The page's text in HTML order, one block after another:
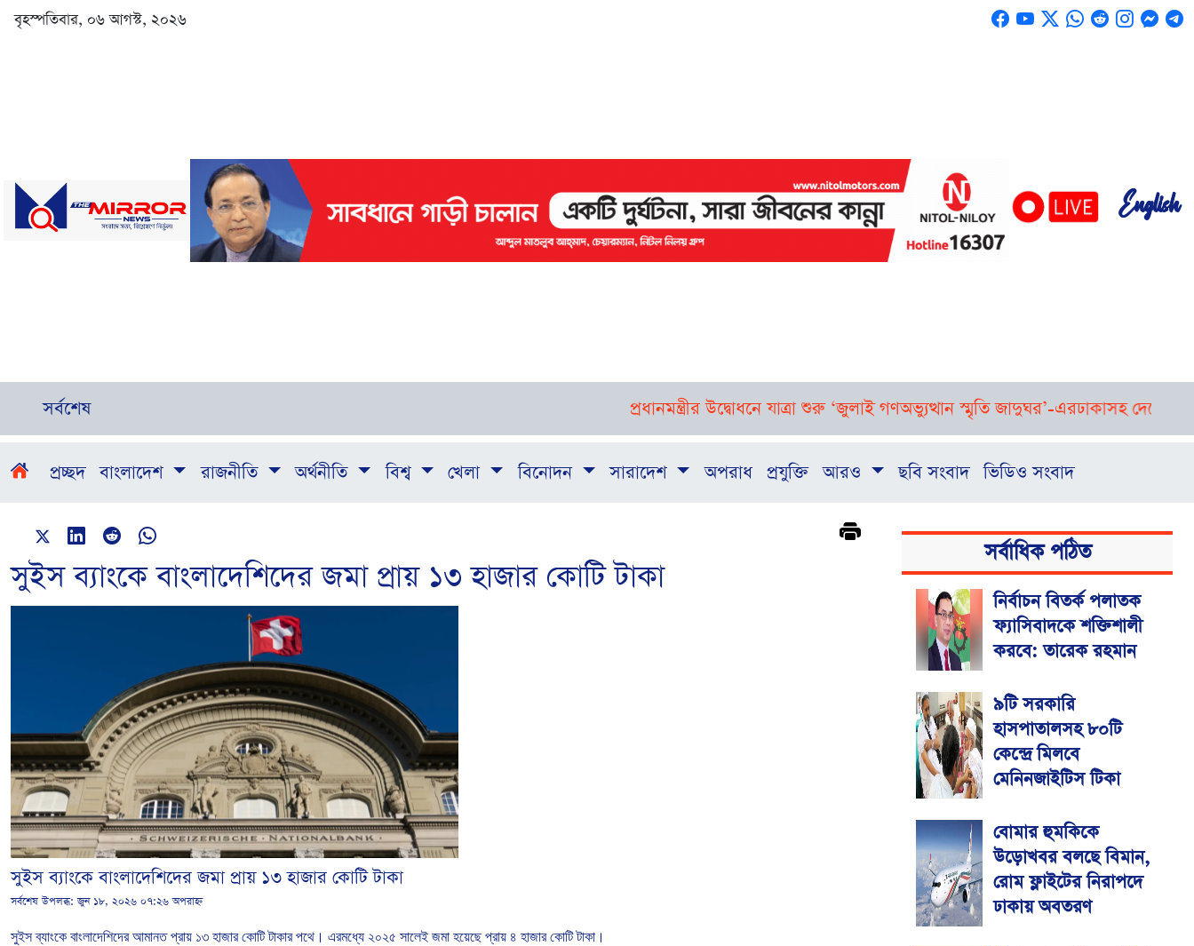
বৃহস্পতিবার, ০৬ আগস্ট, ২০২৬
English
সর্বশেষ প্রধানমন্ত্রীর উদ্বোধনে যাত্রা শুরু ‘জুলাই গণঅভ্যুত্থান স্মৃতি জাদুঘর’-এরঢাকাসহ দেশের বিভিন্ন
প্রচ্ছদ বাংলাদেশ রাজনীতি অর্থনীতি বিশ্ব খেলা বিনোদন সারাদেশ অপরাধ প্রযুক্তি আরও ছবি সংবাদ ভিডিও সংবাদ
সুইস ব্যাংকে বাংলাদেশিদের জমা প্রায় ১৩ হাজার কোটি টাকা
সুইস ব্যাংকে বাংলাদেশিদের জমা প্রায় ১৩ হাজার কোটি টাকা
সর্বশেষ উপলব্ধ:জুন ১৮, ২০২৬ ০৭:২৬ অপরাহ্ন
সুইস ব্যাংকে বাংলাদেশিদের আমানত প্রায় ১৩ হাজার কোটি টাকার পথে। এরমধ্যে ২০২৫ সালেই জমা হয়েছে প্রায় ৪ হাজার কোটি টাকা।
সর্বাধিক পঠিত
নির্বাচন বিতর্ক পলাতক
ফ্যাসিবাদকে শক্তিশালী
করবে: তারেক রহমান
৯টি সরকারি
হাসপাতালসহ ৮০টি
কেন্দ্রে মিলবে
মেনিনজাইটিস টিকা
বোমার হুমকিকে
উড়োখবর বলছে বিমান,
রোম ফ্লাইটের নিরাপদে
ঢাকায় অবতরণ